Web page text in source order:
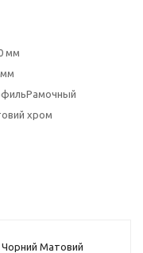
мм
мм
хром
Чорний Матовий